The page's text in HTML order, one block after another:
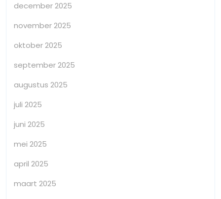
december 2025
november 2025
oktober 2025
september 2025
augustus 2025
juli 2025
juni 2025
mei 2025
april 2025
maart 2025